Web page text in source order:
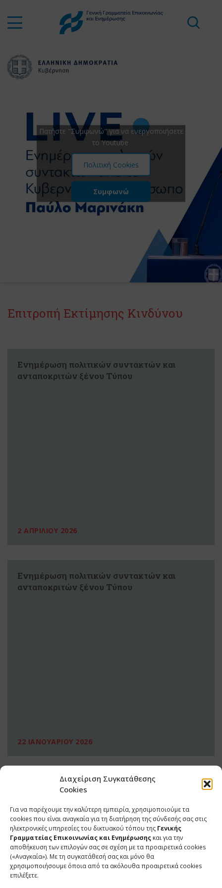
Διαχείριση Συγκατάθεσης
Cookies
Για να παρέχουμε την καλύτερη εμπειρία, χρησιμοποιούμε τα
cookies που είναι αναγκαία για τη διατήρηση της σύνδεσής σας στις
ηλεκτρονικές υπηρεσίες του δικτυακού τόπου της Γενικής
Γραμματείας Επικοινωνίας και Ενημέρωσης και για την
αποθήκευση των επιλογών σας σε σχέση με τα προαιρετικά cookies
(«Αναγκαία»). Με τη συγκατάθεσή σας και μόνο θα
χρησιμοποιήσουμε όποια από τα ακόλουθα προαιρετικά cookies
επιλέξετε.
Πατήστε "Συμφωνώ" για να ενεργοποιήσετε
το Youtube
Πολιτική Cookies
Συμφωνώ
Επιτροπή Εκτίμησης Κινδύνου
Ενημέρωση πολιτικών συντακτών και
ανταποκριτών ξένου Τύπου
2 ΑΠΡΙΛΙΟΥ 2026
Ενημέρωση πολιτικών συντακτών και
ανταποκριτών ξένου Τύπου
22 ΙΑΝΟΥΑΡΙΟΥ 2026
ΕΠΙΚΟΙΝΩΝΙΑ
Φραγκούδη 11 & Αλεξάνδρου Πάντου